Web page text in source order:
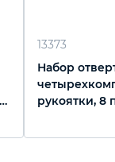
13373
Набор
рукоятки, 8